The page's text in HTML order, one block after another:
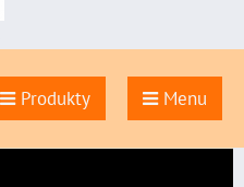
Produkty Menu